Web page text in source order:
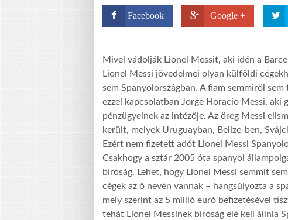
Facebook Google +
Mivel vádolják Lionel Messit, aki idén a
Lionel Messi jövedelmei olyan külföldi
sem Spanyolországban. A fiam semmiről
ezzel kapcsolatban Jorge Horacio Messi, aki
pénzügyeinek az intézője. Az öreg Messi
került, melyek Uruguayban, Belize-ben,
Ezért nem fizetett adót Lionel Messi
Csakhogy a sztár 2005 óta spanyol
bíróság. Lehet, hogy Lionel Messi semmit
cégek az ő nevén vannak – hangsúlyozta a
mely szerint az 5 millió euró befizetésével
tehát Lionel Messinek bíróság elé kell állnia